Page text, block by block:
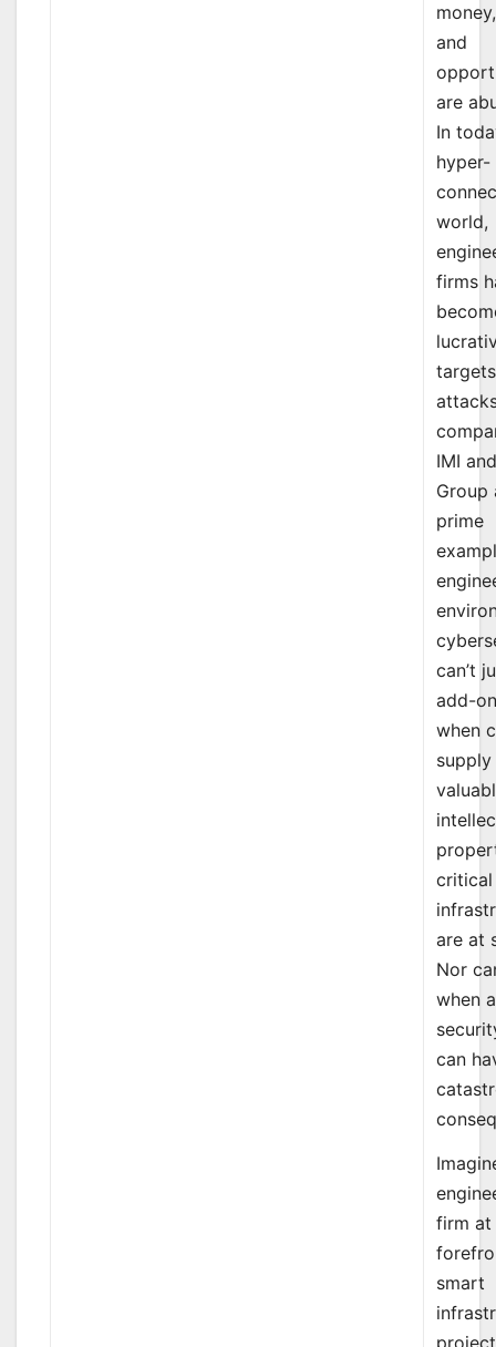
and
are
In
hyper-
world,
firms
IMI
Group
prime
can’t
add-
when
supply
critical
are at
Nor
when
can
firm at
smart